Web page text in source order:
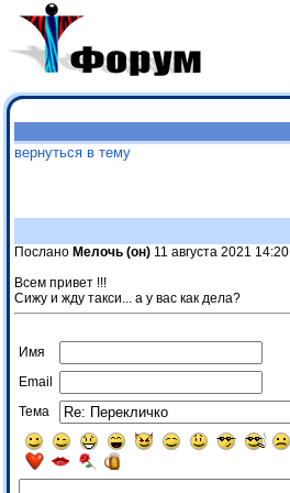
вернуться в тему
Послано Мелочь (он) 11 августа 2021 14:20
Всем привет !!!
Сижу и жду такси... а у вас как дела?
Имя
Email
Тема